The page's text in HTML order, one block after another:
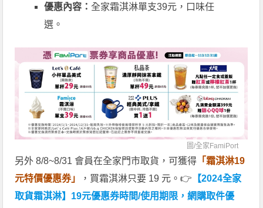
優惠內容：全家霜淇淋單支39元，口味任
選。
圖/全家FamiPort
另外 8/8~8/31 會員在全家門市取貨，可獲得 「霜淇淋19
元特價優惠券」
，買霜淇淋只要 19 元。👉 【2024全家
取貨霜淇淋】19元優惠券時間/使用期限，網購取件優